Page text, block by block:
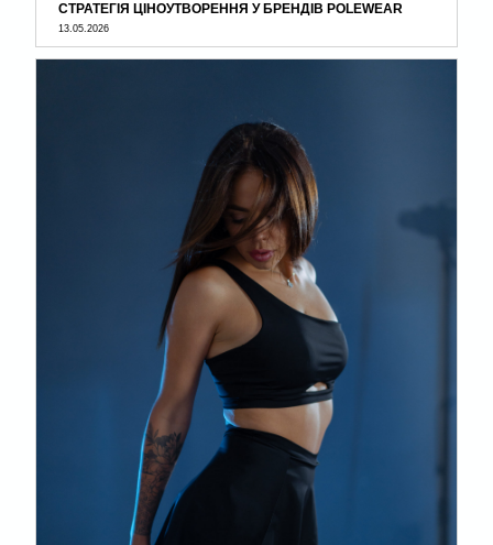
СТРАТЕГІЯ ЦІНОУТВОРЕННЯ У БРЕНДІВ POLEWEAR
13.05.2026